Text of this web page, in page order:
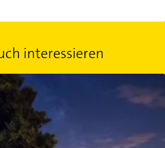
interessieren
haftet für den Schaden?